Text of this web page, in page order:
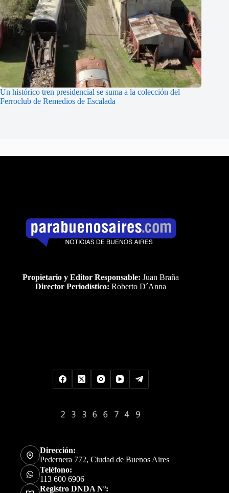
Un histórico tren presidencial se suma a la colección del
Ferroclub de Remedios de Escalada
Propietario y Editor Responsable: Juan Braña
Director Periodístico: Roberto D´Anna
Dirección:
Pedernera 772, Ciudad de Buenos Aires
Teléfono:
113 600 6906
Registro DNDA Nº: